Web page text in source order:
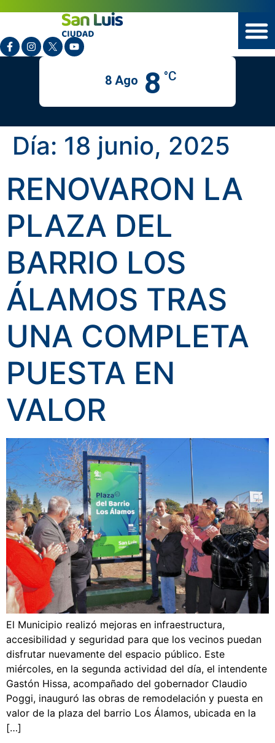
8 Ago 8 °C
Día: 18 junio, 2025
RENOVARON LA
PLAZA DEL
BARRIO LOS
ÁLAMOS TRAS
UNA COMPLETA
PUESTA EN
VALOR
El Municipio realizó mejoras en infraestructura,
accesibilidad y seguridad para que los vecinos puedan
disfrutar nuevamente del espacio público. Este
miércoles, en la segunda actividad del día, el intendente
Gastón Hissa, acompañado del gobernador Claudio
Poggi, inauguró las obras de remodelación y puesta en
valor de la plaza del barrio Los Álamos, ubicada en la
[…]